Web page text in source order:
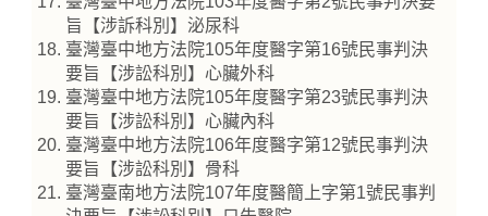
旨【涉訴科別】泌尿科
臺灣臺中地方法院105年度醫字第16號民事判決
要旨【涉訟科別】心臟外科
臺灣臺中地方法院105年度醫字第23號民事判決
要旨【涉訟科別】心臟內科
臺灣臺中地方法院106年度醫字第12號民事判決
要旨【涉訟科別】骨科
臺灣臺南地方法院107年度醫簡上字第1號民事判